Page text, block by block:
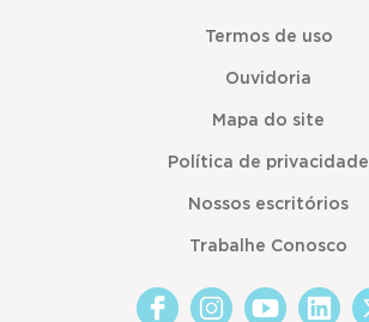
Termos de uso
Ouvidoria
Mapa do site
Política de privacidade
Nossos escritórios
Trabalhe Conosco